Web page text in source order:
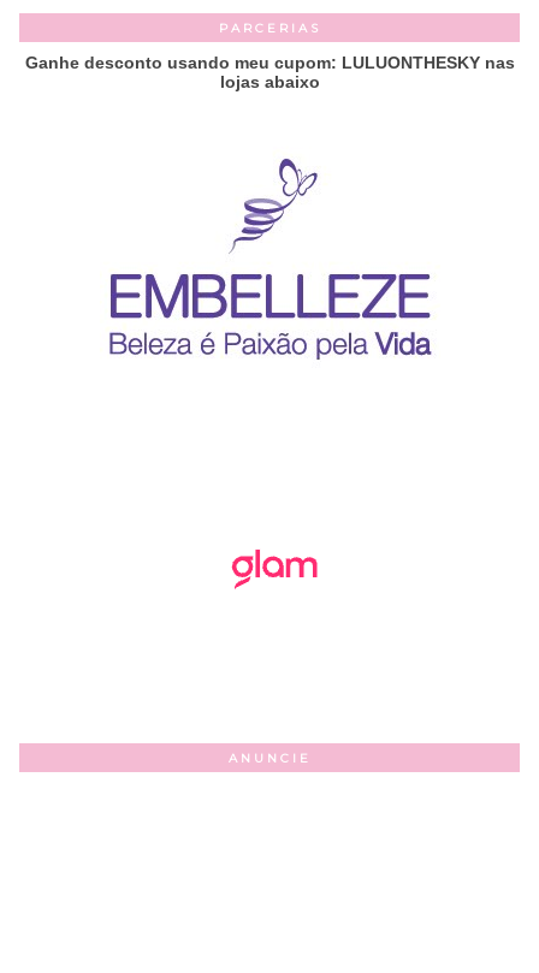
PARCERIAS
Ganhe desconto usando meu cupom: LULUONTHESKY nas
lojas abaixo
ANUNCIE